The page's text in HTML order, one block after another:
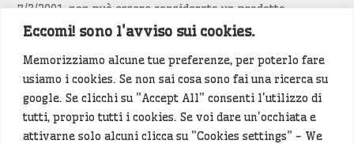
Eccomi! sono l'avviso sui cookies.
Memorizziamo alcune tue preferenze, per poterlo fare
usiamo i cookies. Se non sai cosa sono fai una ricerca su
google. Se clicchi su "Accept All" consenti l'utilizzo di
tutti, proprio tutti i cookies. Se voi dare un'occhiata e
attivarne solo alcuni clicca su "Cookies settings" - We
7/3/2001, non può essere considerato un prodotto
editoriale.
Siamo attenti a non violare copyright e diritti
d’immagine. Se un contenuto è di tua proprietà e vuoi
richiederne la rimozionediccelo(<- clicca per inviarci un
messaggio).